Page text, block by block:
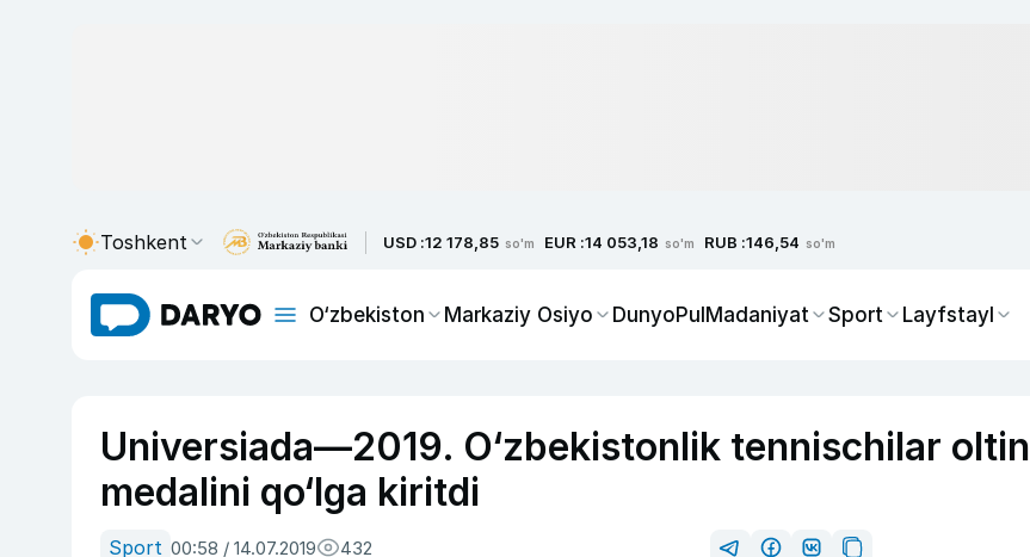
Toshkent USD :12 178,85 so'm EUR :14 053,18 so'm RUB :146,54 so'm
O‘zbekiston Markaziy Osiyo DunyoPulMadaniyat Sport Layfstayl
Universiada—2019. O‘zbekistonlik tennischilar oltin
medalini qo‘lga kiritdi
Sport 00:58 / 14.07.2019 432